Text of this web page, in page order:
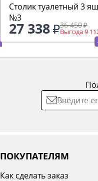
Столик туалетный 3
№3
27 338 36 450
Выгода 9
ПОКУПАТЕЛЯМ
Как сделать заказ